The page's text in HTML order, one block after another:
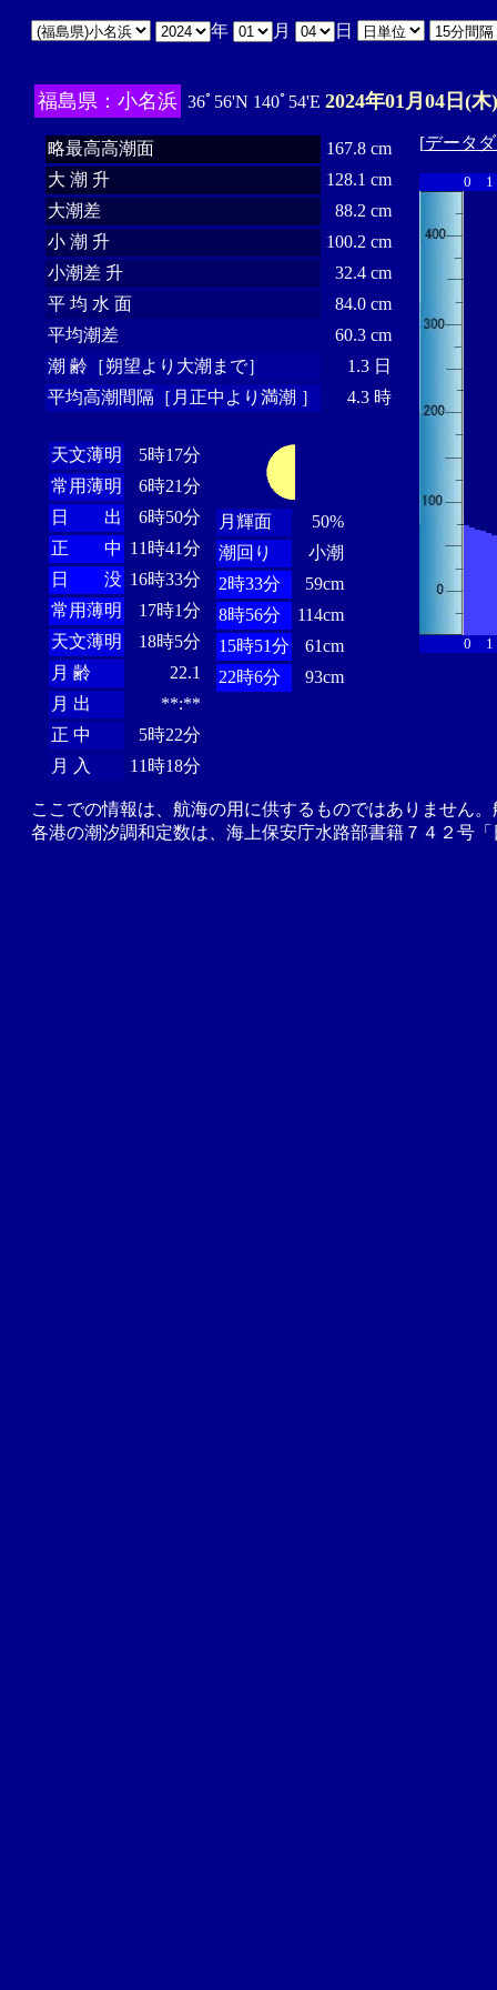
年 月 日
福島県：小名浜 36ﾟ56'N 140ﾟ54'E 2024年01月04日(木)
略最高高潮面
167.8 cm
大 潮 升
128.1 cm
大潮差
88.2 cm
小 潮 升
100.2 cm
小潮差 升
32.4 cm
平 均 水 面
84.0 cm
平均潮差
60.3 cm
潮 齢［朔望より大潮まで］
1.3 日
平均高潮間隔［月正中より満潮 ］
4.3 時
天文薄明
5時17分
常用薄明
6時21分
日 出
6時50分
正 中 11時41分
日 没 16時33分
常用薄明
17時1分
天文薄明
18時5分
月 齢
22.1
月 出
**:**
正 中
5時22分
月 入
11時18分
月輝面
50%
潮回り
小潮
2時33分
59cm
8時56分
114cm
15時51分
61cm
22時6分
93cm
[データ
0 1
0 1
ここでの情報は、航海の用に供するものではありません
各港の潮汐調和定数は、海上保安庁水路部書籍７４２号